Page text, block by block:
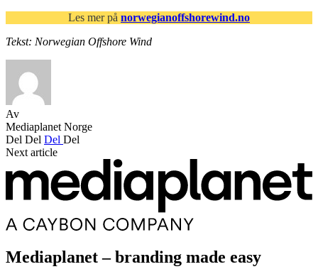
Les mer på norwegianoffshorewind.no
Tekst: Norwegian Offshore Wind
Av
Mediaplanet Norge
Del Del Del Del
Next article
Mediaplanet – branding made easy